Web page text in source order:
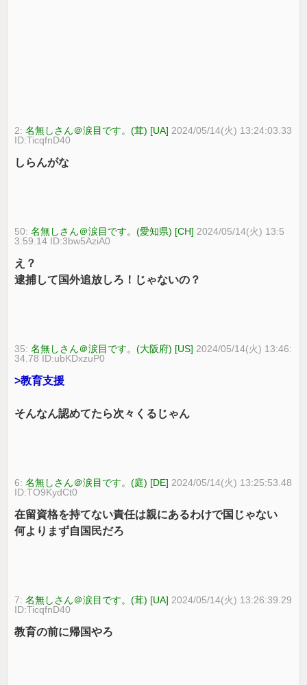
2:名無しさん＠涙目です。(茸) [UA] 2024/05/14(火) 13:24:03.33
ID:TicqfnD40
しらんがな
50:名無しさん＠涙目です。(愛知県) [CH] 2024/05/14(火) 13:5
3:59.14 ID:3bw5AziA0
え？
逮捕して国外追放しろ！じゃないの？
35:名無しさん＠涙目です。(大阪府) [US] 2024/05/14(火) 13:46:
34.78 ID:ubKDxzuP0
>教育支援
そんなん認めてたら次々くるじゃん
6:名無しさん＠涙目です。(庭) [DE] 2024/05/14(火) 13:25:53.48
ID:TO9KydCt0
在留資格を持てない責任は親にあるわけで国じゃない
何よりまず自国民だろ
7:名無しさん＠涙目です。(茸) [UA] 2024/05/14(火) 13:26:39.29
ID:TicqfnD40
教育の前に帰国やろ